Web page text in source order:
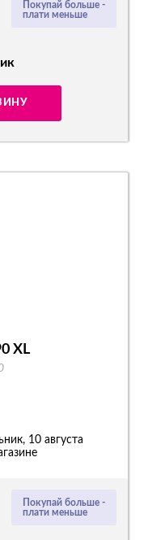
Покупай больше -
плати меньше
Покупай больше -
плати меньше
XL
10 августа